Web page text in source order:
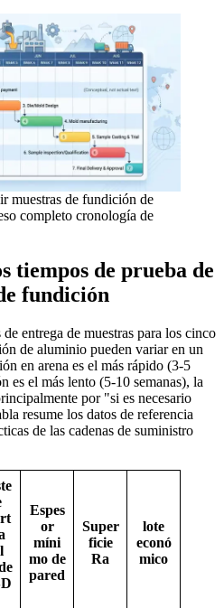
muestras de fundición de
completo cronología de
tiempos de prueba de
fundición
entrega de muestras para los cinco
de aluminio pueden variar en un
en arena es el más rápido (3-5
es el más lento (5-10 semanas), la
por "si es necesario
resume los datos de referencia
de las cadenas de suministro
Espes
or
míni
mo de
pared
Super
ficie
Ra
lote
econó
mico